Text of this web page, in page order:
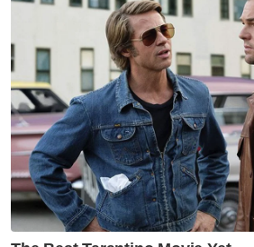
Hutan, Pejabat Perhutanan,
Pertahanan Awam Malaysia
Bomba Sukarela Serdang
dalam SAR.
"Gerakan mencari dan
merangkumi pencarian dari
hingga ke puncak tiga seluas
"Kaedah yang digunakan
tersebut adalah “sweeping